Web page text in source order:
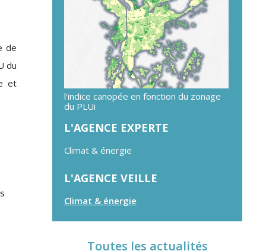
de
du
et
l'indice canopée en fonction du zonage
du PLUi
L'AGENCE EXPERTE
Climat & énergie
L'AGENCE VEILLE
Climat & énergie
Toutes les actualités